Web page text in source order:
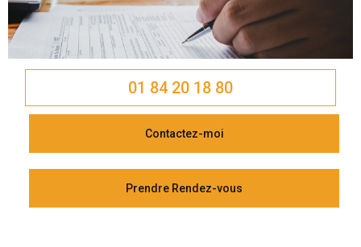
01 84 20 18 80
Contactez-moi
Prendre Rendez-vous